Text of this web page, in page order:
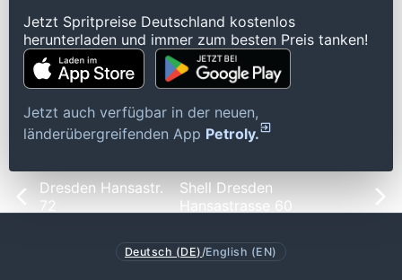
Jetzt Spritpreise Deutschland kostenlos
herunterladen und immer zum besten Preis tanken!
Jetzt auch verfügbar in der neuen,
länderübergreifenden App Petroly.
Dresden Hansastr.
72
Shell Dresden
Hansastrasse 60
Deutsch (DE) /English (EN)